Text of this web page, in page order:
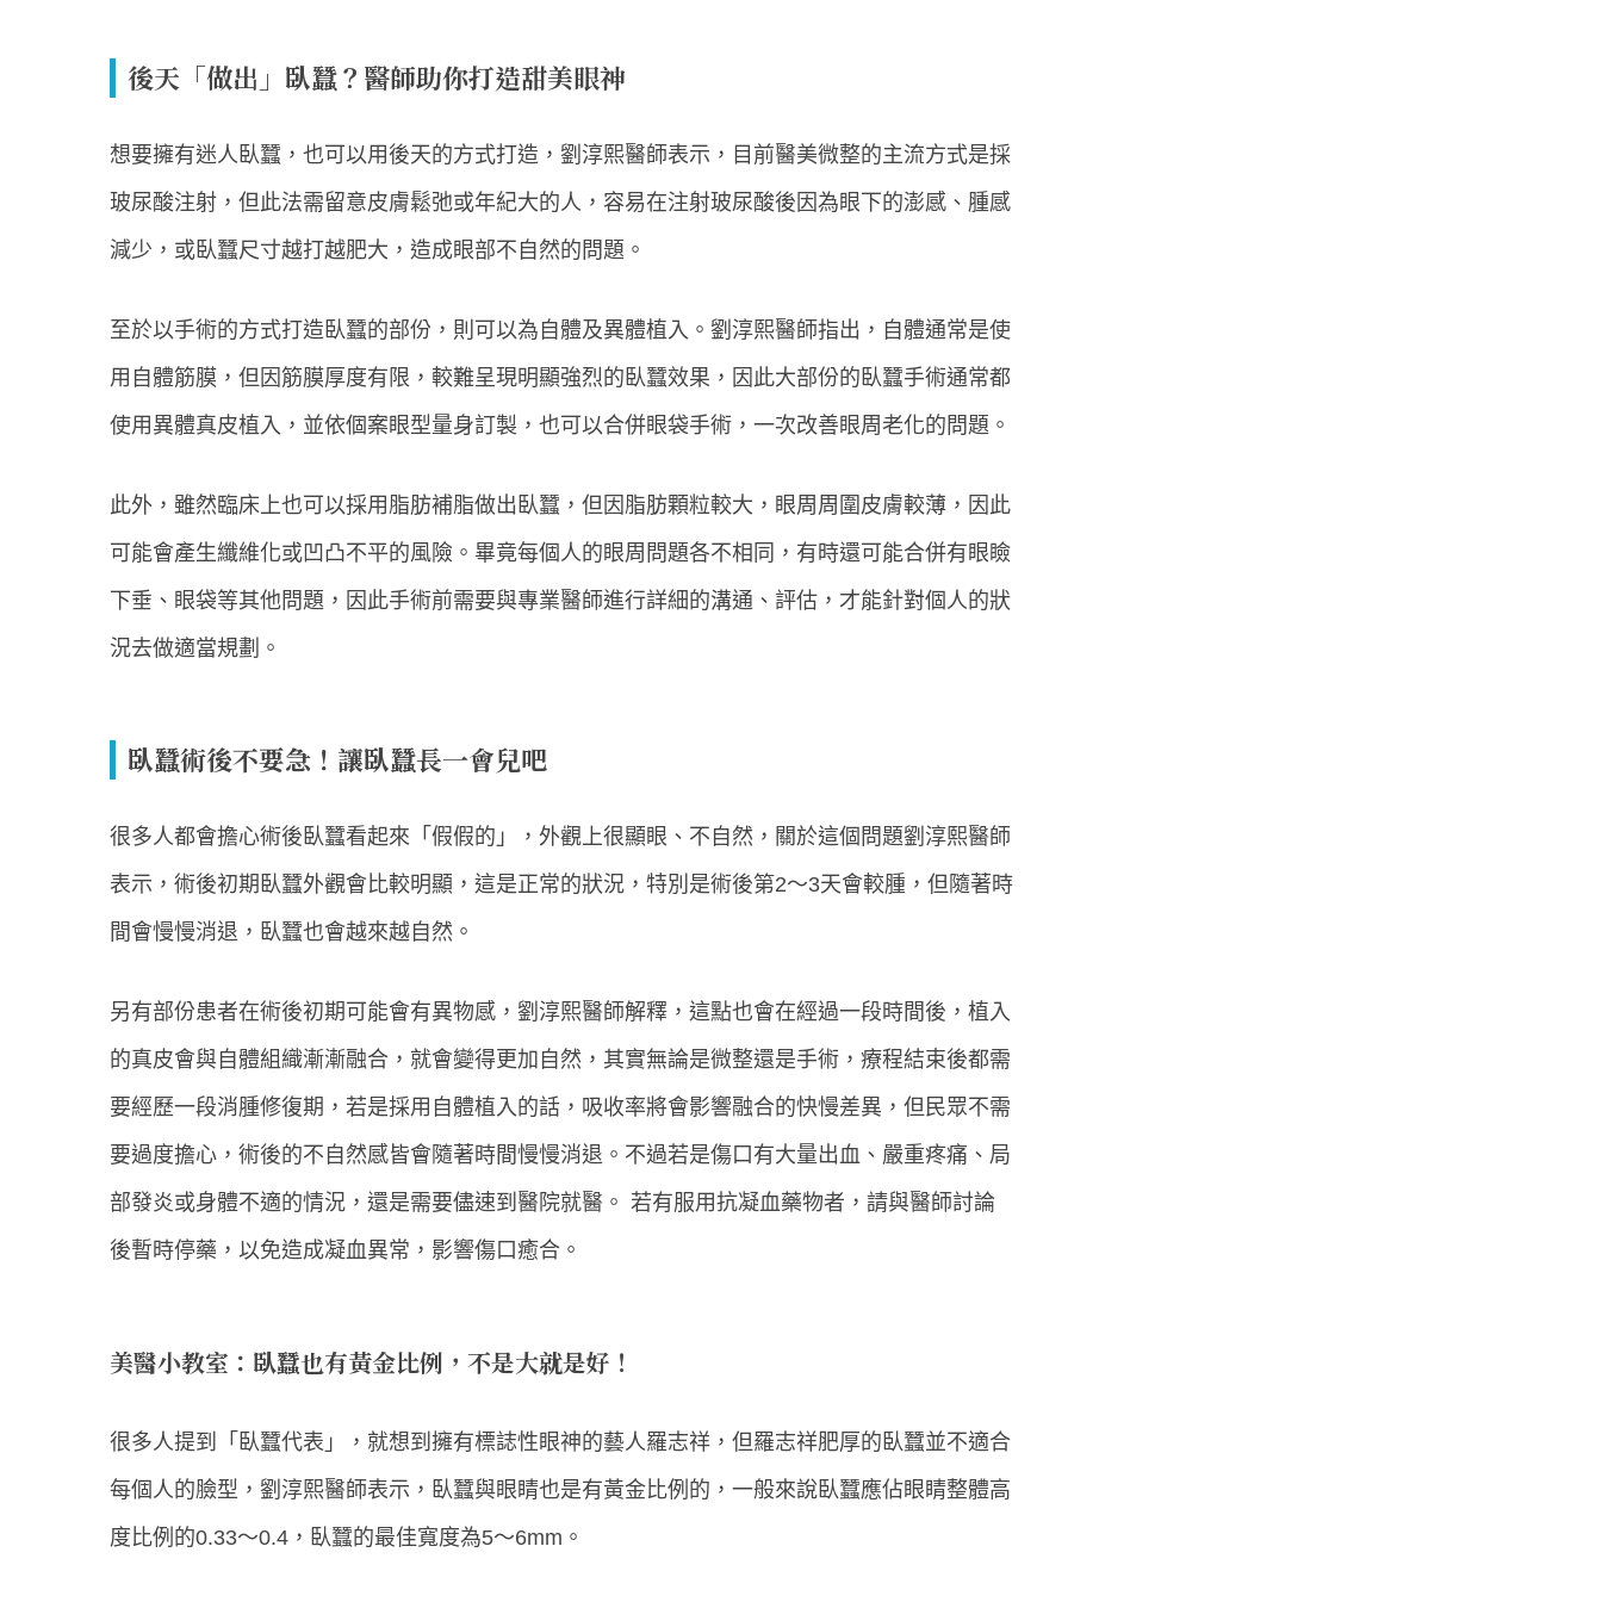
後天「做出」臥蠶？醫師助你打造甜美眼神
想要擁有迷人臥蠶，也可以用後天的方式打造，劉淳熙醫師表示，目前醫美微整的主流方式是採
玻尿酸注射，但此法需留意皮膚鬆弛或年紀大的人，容易在注射玻尿酸後因為眼下的澎感、腫感
減少，或臥蠶尺寸越打越肥大，造成眼部不自然的問題。
至於以手術的方式打造臥蠶的部份，則可以為自體及異體植入。劉淳熙醫師指出，自體通常是使
用自體筋膜，但因筋膜厚度有限，較難呈現明顯強烈的臥蠶效果，因此大部份的臥蠶手術通常都
使用異體真皮植入，並依個案眼型量身訂製，也可以合併眼袋手術，一次改善眼周老化的問題。
此外，雖然臨床上也可以採用脂肪補脂做出臥蠶，但因脂肪顆粒較大，眼周周圍皮膚較薄，因此
可能會產生纖維化或凹凸不平的風險。畢竟每個人的眼周問題各不相同，有時還可能合併有眼瞼
下垂、眼袋等其他問題，因此手術前需要與專業醫師進行詳細的溝通、評估，才能針對個人的狀
況去做適當規劃。
臥蠶術後不要急！讓臥蠶長一會兒吧
很多人都會擔心術後臥蠶看起來「假假的」，外觀上很顯眼、不自然，關於這個問題劉淳熙醫師
表示，術後初期臥蠶外觀會比較明顯，這是正常的狀況，特別是術後第2～3天會較腫，但隨著時
間會慢慢消退，臥蠶也會越來越自然。
另有部份患者在術後初期可能會有異物感，劉淳熙醫師解釋，這點也會在經過一段時間後，植入
的真皮會與自體組織漸漸融合，就會變得更加自然，其實無論是微整還是手術，療程結束後都需
要經歷一段消腫修復期，若是採用自體植入的話，吸收率將會影響融合的快慢差異，但民眾不需
要過度擔心，術後的不自然感皆會隨著時間慢慢消退。不過若是傷口有大量出血、嚴重疼痛、局
部發炎或身體不適的情況，還是需要儘速到醫院就醫。 若有服用抗凝血藥物者，請與醫師討論
後暫時停藥，以免造成凝血異常，影響傷口癒合。
美醫小教室：臥蠶也有黃金比例，不是大就是好！
很多人提到「臥蠶代表」，就想到擁有標誌性眼神的藝人羅志祥，但羅志祥肥厚的臥蠶並不適合
每個人的臉型，劉淳熙醫師表示，臥蠶與眼睛也是有黃金比例的，一般來說臥蠶應佔眼睛整體高
度比例的0.33～0.4，臥蠶的最佳寬度為5～6mm。